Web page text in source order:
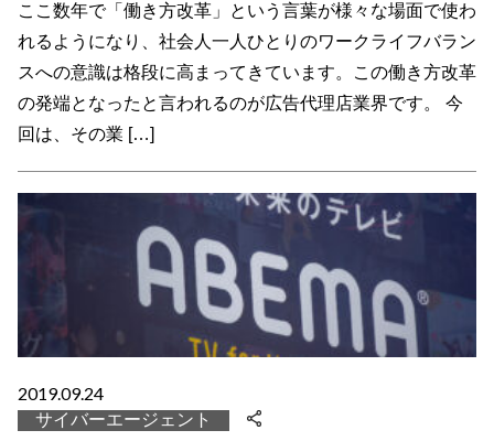
ここ数年で「働き方改革」という言葉が様々な場面で使わ
れるようになり、社会人一人ひとりのワークライフバラン
スへの意識は格段に高まってきています。この働き方改革
の発端となったと言われるのが広告代理店業界です。 今
回は、その業 […]
2019.09.24
サイバーエージェント